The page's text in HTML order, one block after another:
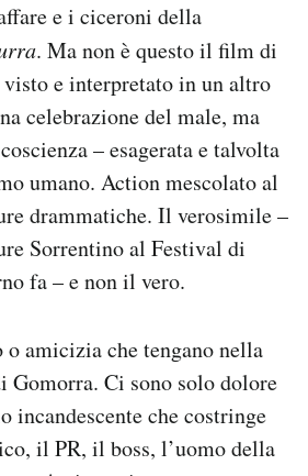
e i ciceroni della
. Ma non è questo il film di
e interpretato in un altro
celebrazione del male, ma
– esagerata e talvolta
umano. Action mescolato al
drammatiche. Il verosimile –
Sorrentino al Festival di
fa – e non il vero.
amicizia che tengano nella
Gomorra. Ci sono solo dolore
incandescente che costringe
il PR, il boss, l’uomo della